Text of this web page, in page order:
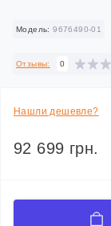
Модель: 9676490-01
Отзывы: 0
Нашли дешевле?
92 699 грн.